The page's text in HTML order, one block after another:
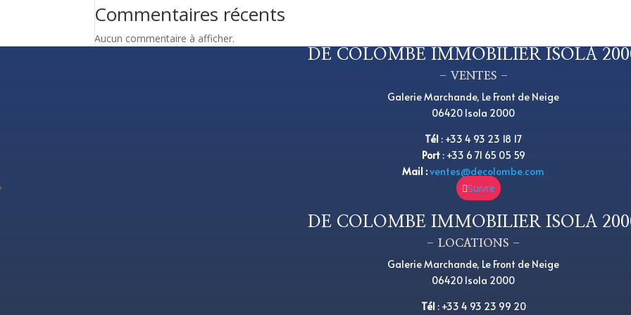
Commentaires récents
Aucun commentaire à afficher.
DE COLOMBE IMMOBILIER ISOLA
– VENTES –
Galerie Marchande, Le Front de Neige
06420 Isola 2000
Tél : +33 4 93 23 18 17
Port: +33 6 71 65 05 59
Mail :ventes@decolombe.com
Suivre
DE COLOMBE IMMOBILIER ISOLA
– LOCATIONS –
Galerie Marchande, Le Front de Neige
06420 Isola 2000
Tél:+33 4 93 23 99 20